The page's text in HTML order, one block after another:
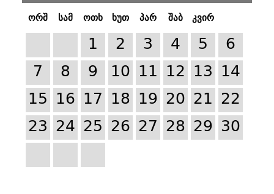
ორშ სამ ოთხ ხუთ პარ შაბ კვირ
1 2 3 4 5
6
7
8 9 10 11 12 13 14
15 16 17 18 19 20 21 22
23 24 25 26 27 28 29 30